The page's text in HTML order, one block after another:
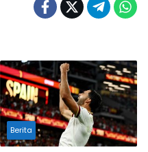
Berita